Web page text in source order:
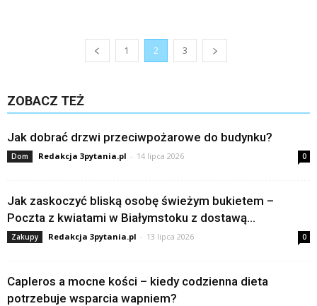
1 2 3
ZOBACZ TEŻ
Jak dobrać drzwi przeciwpożarowe do budynku?
Dom Redakcja 3pytania.pl - 14 lipca 2026 0
Jak zaskoczyć bliską osobę świeżym bukietem –
Poczta z kwiatami w Białymstoku z dostawą...
Zakupy Redakcja 3pytania.pl - 13 lipca 2026 0
Capleros a mocne kości – kiedy codzienna dieta
potrzebuje wsparcia wapniem?